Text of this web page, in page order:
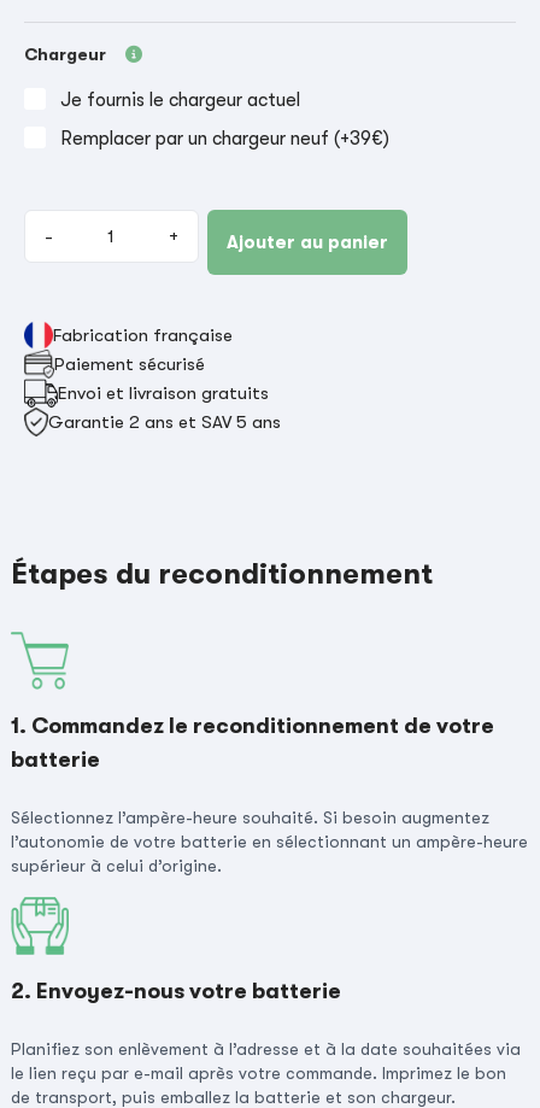
Chargeur
Je fournis le chargeur actuel
Remplacer par un chargeur neuf (+39€)
- + Ajouter au panier
Fabrication française
Paiement sécurisé
Envoi et livraison gratuits
Garantie 2 ans et SAV 5 ans
Étapes du reconditionnement
1. Commandez le reconditionnement de votre
batterie
Sélectionnez l’ampère-heure souhaité. Si besoin augmentez
l’autonomie de votre batterie en sélectionnant un ampère-heure
supérieur à celui d’origine.
2. Envoyez-nous votre batterie
Planifiez son enlèvement à l’adresse et à la date souhaitées via
le lien reçu par e-mail après votre commande. Imprimez le bon
de transport, puis emballez la batterie et son chargeur.